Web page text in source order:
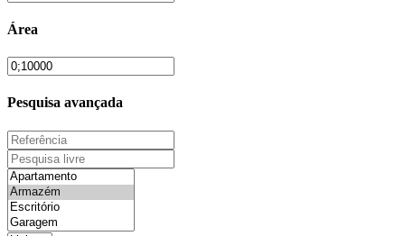
Área
Pesquisa avançada